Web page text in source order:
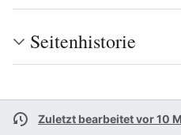
Seitenhistorie
Zuletzt bearbeitet vor 10